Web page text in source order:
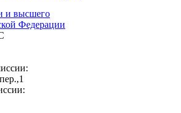
и высшего
Федерации